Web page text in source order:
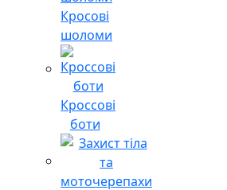
Кросові
шоломи
Кроссові
боти